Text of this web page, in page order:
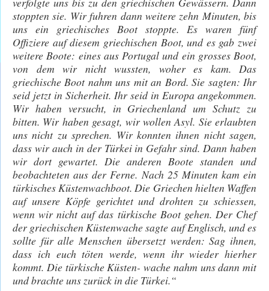
stoppten sie. Wir fuhren dann weitere zehn Minuten, bis
uns ein griechisches Boot stoppte. Es waren fünf
Offiziere auf diesem griechischen Boot, und es gab zwei
weitere Boote: eines aus Portugal und ein grosses Boot,
von dem wir nicht wussten, woher es kam. Das
griechische Boot nahm uns mit an Bord. Sie sagten: Ihr
seid jetzt in Sicherheit. Ihr seid in Europa angekommen.
Wir haben versucht, in Griechenland um Schutz zu
bitten. Wir haben gesagt, wir wollen Asyl. Sie erlaubten
uns nicht zu sprechen. Wir konnten ihnen nicht sagen,
dass wir auch in der Türkei in Gefahr sind. Dann haben
wir dort gewartet. Die anderen Boote standen und
beobachteten aus der Ferne. Nach 25 Minuten kam ein
türkisches Küstenwachboot. Die Griechen hielten Waffen
auf unsere Köpfe gerichtet und drohten zu schiessen,
wenn wir nicht auf das türkische Boot gehen. Der Chef
der griechischen Küstenwache sagte auf Englisch, und es
sollte für alle Menschen übersetzt werden: Sag ihnen,
dass ich euch töten werde, wenn ihr wieder hierher
kommt. Die türkische Küsten- wache nahm uns dann mit
und brachte uns zurück in die Türkei.“